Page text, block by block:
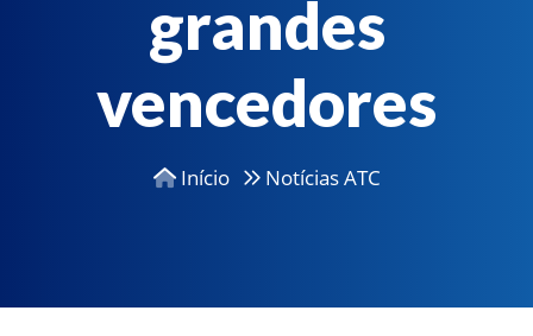
grandes
vencedores
Início Notícias ATC